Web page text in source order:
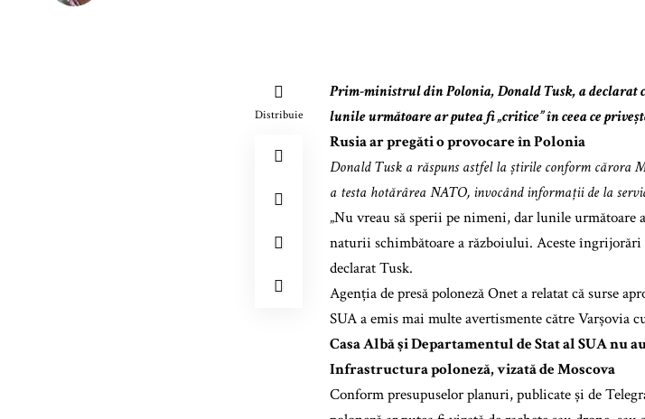
Distribuie
Prim-ministrul din Polonia, Donald Tusk, a declarat
lunile următoare ar putea fi „critice” în ceea ce
Rusia ar pregăti o provocare în Polonia
Donald Tusk a răspuns astfel la știrile conform cărora
a testa hotărârea NATO, invocând informații de la
„Nu vreau să sperii pe nimeni, dar lunile
naturii schimbătoare a războiului. Aceste îngrijorări
declarat Tusk.
Agenția de presă poloneză Onet a relatat că surse
SUA a emis mai multe avertismente către Varșovia
Casa Albă și Departamentul de Stat al SUA nu
Infrastructura poloneză, vizată de Moscova
Conform presupuselor planuri, publicate și de